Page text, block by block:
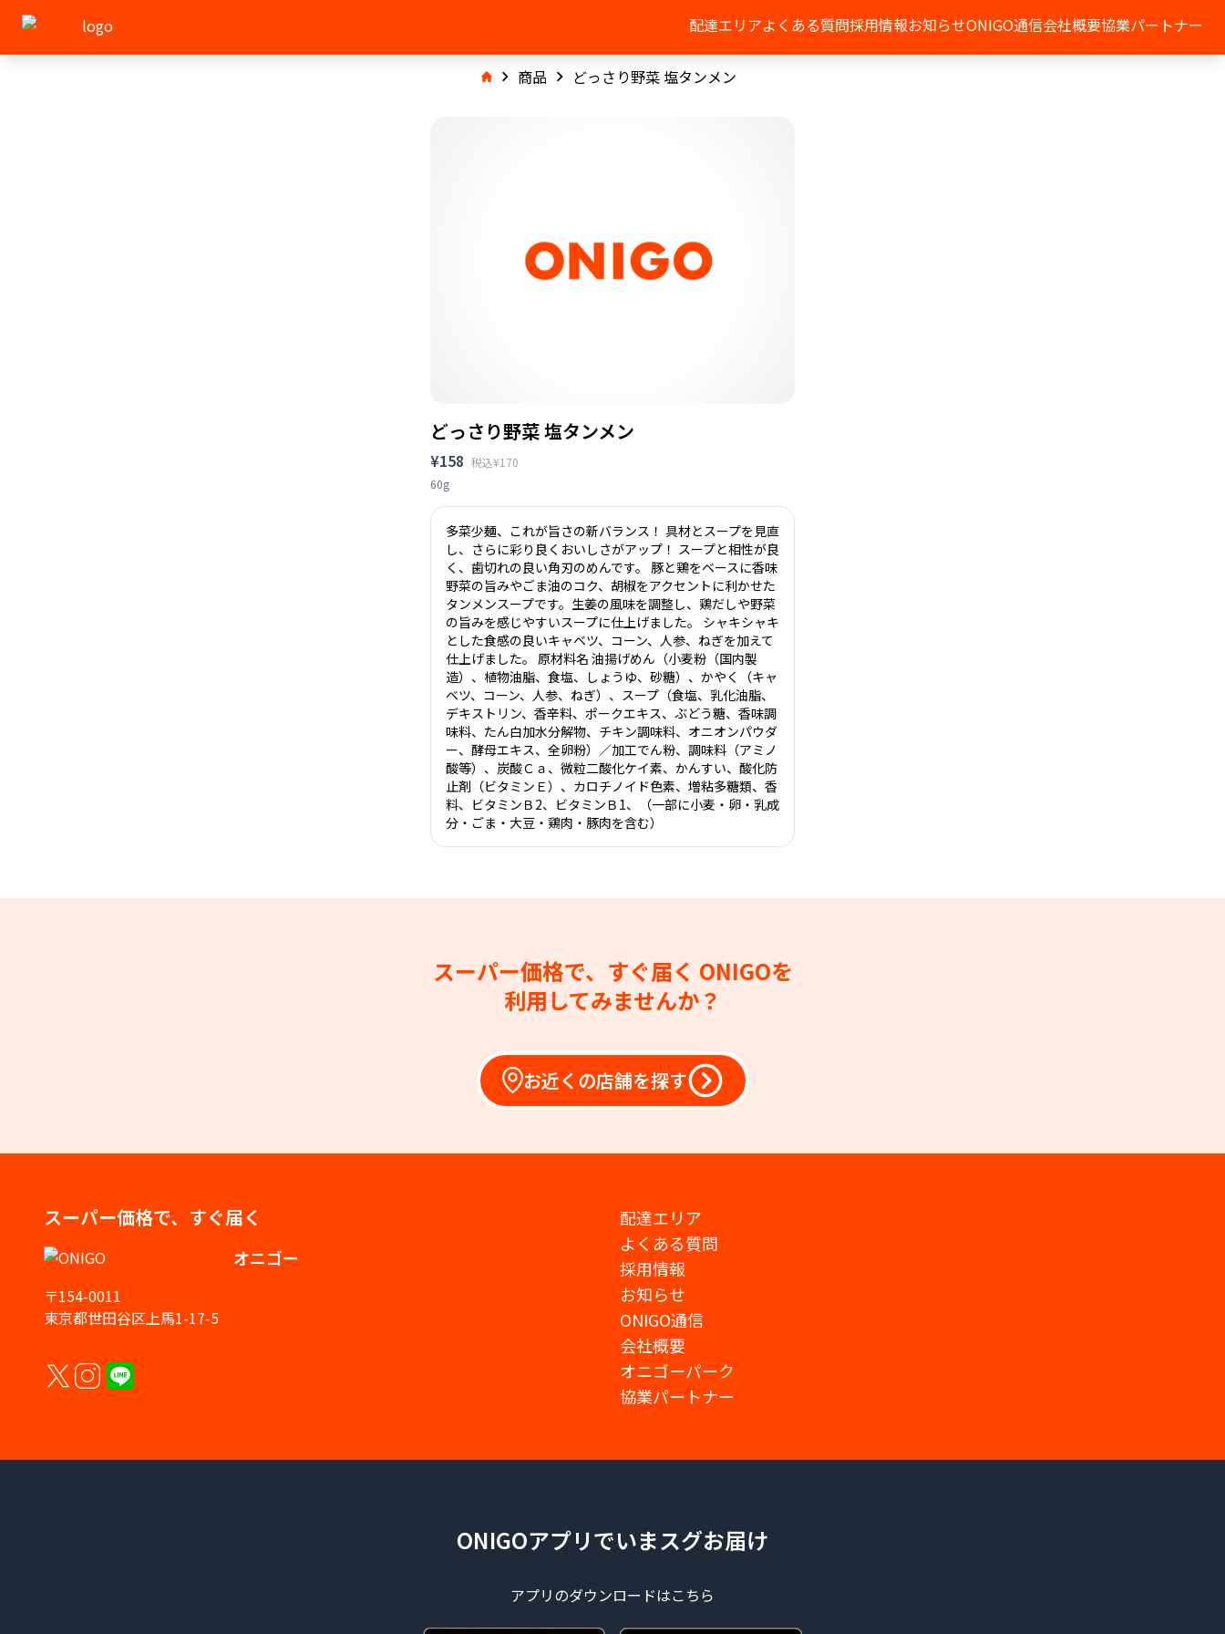
配達エリアよくある質問採用情報お知らせONIGO通信会社概要協業パートナー
商品 どっさり野菜 塩タンメン
どっさり野菜 塩タンメン
¥158 税込¥170
60g
多菜少麺、これが旨さの新バランス！ 具材とスープを見直
し、さらに彩り良くおいしさがアップ！ スープと相性が良
く、歯切れの良い角刃のめんです。 豚と鶏をベースに香味
野菜の旨みやごま油のコク、胡椒をアクセントに利かせた
タンメンスープです。生姜の風味を調整し、鶏だしや野菜
の旨みを感じやすいスープに仕上げました。 シャキシャキ
とした食感の良いキャベツ、コーン、人参、ねぎを加えて
仕上げました。 原材料名 油揚げめん（小麦粉（国内製
造）、植物油脂、食塩、しょうゆ、砂糖）、かやく（キャ
ベツ、コーン、人参、ねぎ）、スープ（食塩、乳化油脂、
デキストリン、香辛料、ポークエキス、ぶどう糖、香味調
味料、たん白加水分解物、チキン調味料、オニオンパウダ
ー、酵母エキス、全卵粉）／加工でん粉、調味料（アミノ
酸等）、炭酸Ｃａ、微粒二酸化ケイ素、かんすい、酸化防
止剤（ビタミンＥ）、カロチノイド色素、増粘多糖類、香
料、ビタミンＢ2、ビタミンＢ1、（一部に小麦・卵・乳成
分・ごま・大豆・鶏肉・豚肉を含む）
スーパー価格で、すぐ届く ONIGOを
利用してみませんか？
お近くの店舗を探す
スーパー価格で、すぐ届く
オニゴー
〒154-0011
東京都世田谷区上馬1-17-5
配達エリア
よくある質問
採用情報
お知らせ
ONIGO通信
会社概要
オニゴーパーク
協業パートナー
ONIGOアプリでいまスグお届け
アプリのダウンロードはこちら